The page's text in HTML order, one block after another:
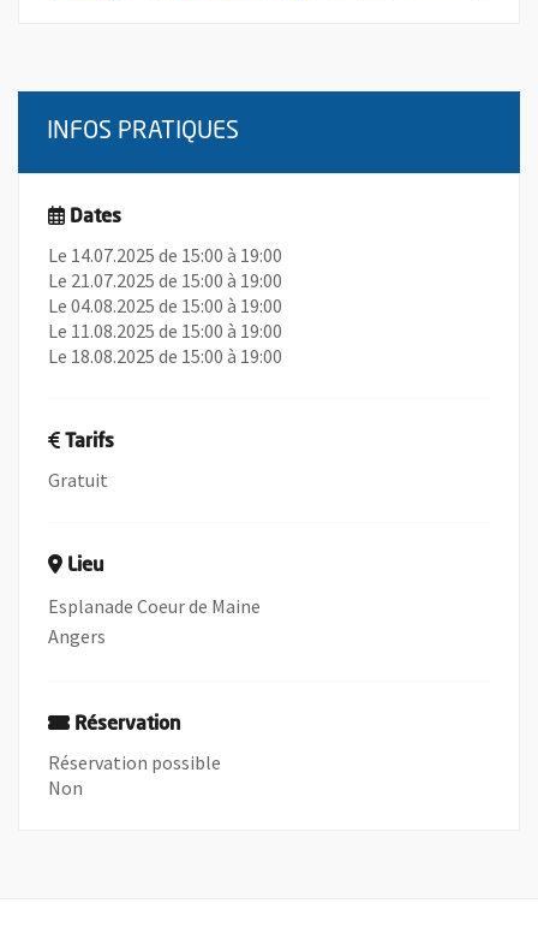
INFOS PRATIQUES
Dates
Le 14.07.2025 de 15:00 à 19:00
Le 21.07.2025 de 15:00 à 19:00
Le 04.08.2025 de 15:00 à 19:00
Le 11.08.2025 de 15:00 à 19:00
Le 18.08.2025 de 15:00 à 19:00
Tarifs
Gratuit
Lieu
Esplanade Coeur de Maine
Angers
Réservation
Réservation possible
Non